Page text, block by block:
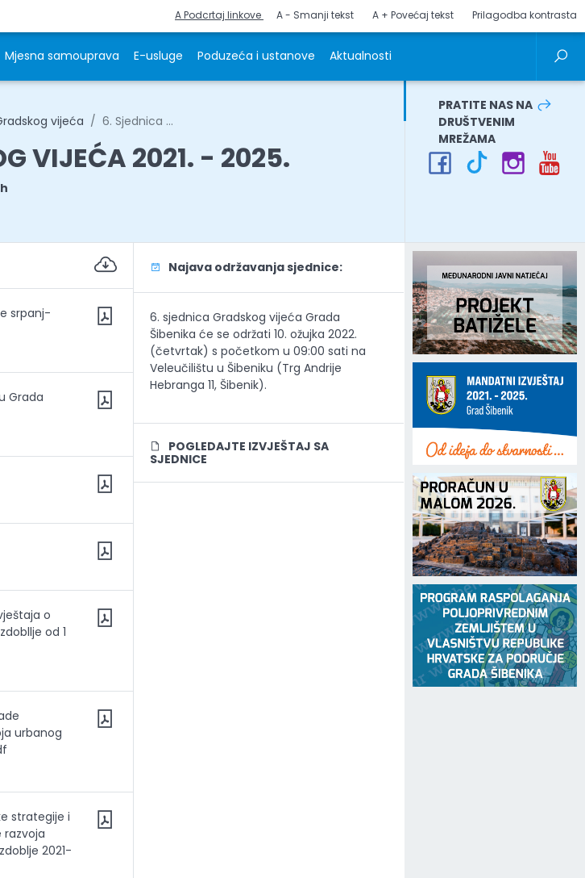
A Podcrtaj linkove A - Smanji tekst A + Povećaj tekst Prilagodba kontrasta
Mjesna samouprava E-usluge Poduzeća i ustanove Aktualnosti
vijeća 6. Sjednica ...
VIJEĆA 2021. - 2025.
PRATITE NAS NA
DRUŠTVENIM
MREŽAMA
srpanj-
Grada
o
od 1
urbanog
strategije i
razvoja
2021-
Najava održavanja sjednice:
6. sjednica Gradskog vijeća Grada
Šibenika će se održati 10. ožujka 2022.
(četvrtak) s početkom u 09:00 sati na
Veleučilištu u Šibeniku (Trg Andrije
Hebranga 11, Šibenik).
POGLEDAJTE IZVJEŠTAJ SA
SJEDNICE